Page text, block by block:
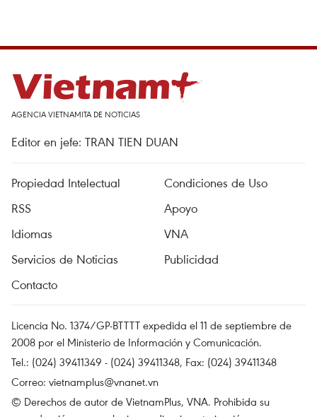
AGENCIA VIETNAMITA DE NOTICIAS
Editor en jefe: TRAN TIEN DUAN
Propiedad Intelectual
Condiciones de Uso
RSS
Apoyo
Idiomas
VNA
Servicios de Noticias
Publicidad
Contacto
Licencia No. 1374/GP-BTTTT expedida el 11 de septiembre de
2008 por el Ministerio de Información y Comunicación.
Tel.: (024) 39411349 - (024) 39411348, Fax: (024) 39411348
Correo: vietnamplus@vnanet.vn
© Derechos de autor de VietnamPlus, VNA. Prohibida su